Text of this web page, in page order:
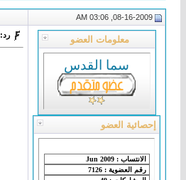
معلومات العضو
سما القدس
إحصائية العضو